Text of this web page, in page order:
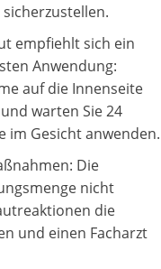
empfiehlt sich ein
Anwendung:
auf die Innenseite
warten Sie 24
im Gesicht anwenden.
Die
nicht
die
und einen Facharzt